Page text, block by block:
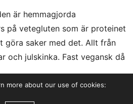
är hemmagjorda
på vetegluten som är proteinet
göra saker med det. Allt från
och julskinka. Fast vegansk då
min broccolisallad. Jag
more about our use of cookies: